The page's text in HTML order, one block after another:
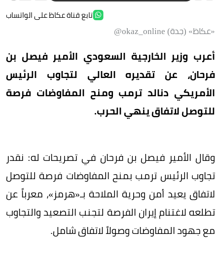
تابع قناة عكاظ على الواتساب
«عكاظ» (جدة) okaz_online@
أعرب وزير الخارجية السعودي الأمير فيصل بن
فرحان، عن تقديره العالي لتجاوب الرئيس
الأمريكي دنالد ترمب ومنح المفاوضات فرصة
للتوصل لاتفاق ينهي الحرب.
وقال الأمير فيصل بن فرحان في تصريحات له: نقدر
تجاوب الرئيس ترمب بمنح المفاوضات فرصة للتوصل
لاتفاق يعيد أمن وحرية الملاحة بـ«هرمز»، معرباً عن
تطلعه لاغتنام إيران الفرصة لتجنب التصعيد والتجاوب
مع جهود المفاوضات وصولاً لاتفاق شامل.